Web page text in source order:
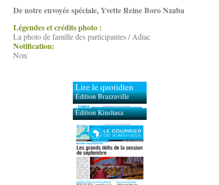
De notre envoyée spéciale, Yvette Reine Boro Nzaba
Légendes et crédits photo :
La photo de famille des participantes / Adiac
Notification:
Non
Lire le quotidien
Édition Brazzaville
Édition Kinshasa